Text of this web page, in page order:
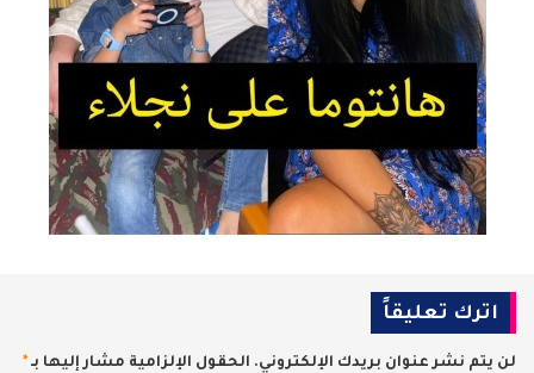
اترك تعليقاً
لن يتم نشر عنوان بريدك الإلكتروني. الحقول الإلزامية مشار إليها بـ*